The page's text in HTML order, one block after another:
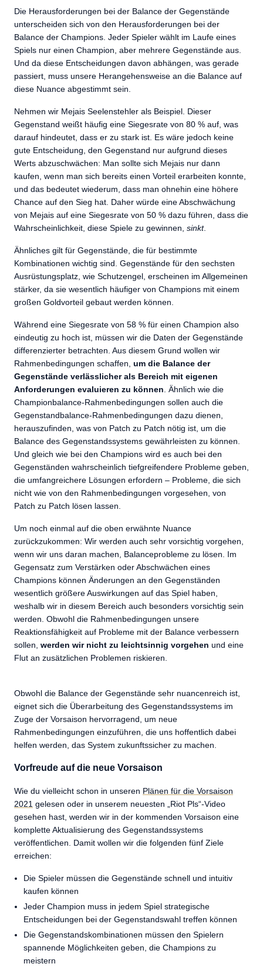
Die Herausforderungen bei der Balance der Gegenstände
unterscheiden sich von den Herausforderungen bei der
Balance der Champions. Jeder Spieler wählt im Laufe eines
Spiels nur einen Champion, aber mehrere Gegenstände aus.
Und da diese Entscheidungen davon abhängen, was gerade
passiert, muss unsere Herangehensweise an die Balance auf
diese Nuance abgestimmt sein.
Nehmen wir Mejais Seelenstehler als Beispiel. Dieser
Gegenstand weißt häufig eine Siegesrate von 80 % auf, was
darauf hindeutet, dass er zu stark ist. Es wäre jedoch keine
gute Entscheidung, den Gegenstand nur aufgrund dieses
Werts abzuschwächen: Man sollte sich Mejais nur dann
kaufen, wenn man sich bereits einen Vorteil erarbeiten konnte,
und das bedeutet wiederum, dass man ohnehin eine höhere
Chance auf den Sieg hat. Daher würde eine Abschwächung
von Mejais auf eine Siegesrate von 50 % dazu führen, dass die
Wahrscheinlichkeit, diese Spiele zu gewinnen, sinkt.
Ähnliches gilt für Gegenstände, die für bestimmte
Kombinationen wichtig sind. Gegenstände für den sechsten
Ausrüstungsplatz, wie Schutzengel, erscheinen im Allgemeinen
stärker, da sie wesentlich häufiger von Champions mit einem
großen Goldvorteil gebaut werden können.
Während eine Siegesrate von 58 % für einen Champion also
eindeutig zu hoch ist, müssen wir die Daten der Gegenstände
differenzierter betrachten. Aus diesem Grund wollen wir
Rahmenbedingungen schaffen, um die Balance der
Gegenstände verlässlicher als Bereich mit eigenen
Anforderungen evaluieren zu können . Ähnlich wie die
Championbalance-Rahmenbedingungen sollen auch die
Gegenstandbalance-Rahmenbedingungen dazu dienen,
herauszufinden, was von Patch zu Patch nötig ist, um die
Balance des Gegenstandssystems gewährleisten zu können.
Und gleich wie bei den Champions wird es auch bei den
Gegenständen wahrscheinlich tiefgreifendere Probleme geben,
die umfangreichere Lösungen erfordern – Probleme, die sich
nicht wie von den Rahmenbedingungen vorgesehen, von
Patch zu Patch lösen lassen.
Um noch einmal auf die oben erwähnte Nuance
zurückzukommen: Wir werden auch sehr vorsichtig vorgehen,
wenn wir uns daran machen, Balanceprobleme zu lösen. Im
Gegensatz zum Verstärken oder Abschwächen eines
Champions können Änderungen an den Gegenständen
wesentlich größere Auswirkungen auf das Spiel haben,
weshalb wir in diesem Bereich auch besonders vorsichtig sein
werden. Obwohl die Rahmenbedingungen unsere
Reaktionsfähigkeit auf Probleme mit der Balance verbessern
sollen, werden wir nicht zu leichtsinnig vorgehen und eine
Flut an zusätzlichen Problemen riskieren.
Obwohl die Balance der Gegenstände sehr nuancenreich ist,
eignet sich die Überarbeitung des Gegenstandssystems im
Zuge der Vorsaison hervorragend, um neue
Rahmenbedingungen einzuführen, die uns hoffentlich dabei
helfen werden, das System zukunftssicher zu machen.
Vorfreude auf die neue Vorsaison
Wie du vielleicht schon in unseren Plänen für die Vorsaison
2021 gelesen oder in unserem neuesten „Riot Pls“-Video
gesehen hast, werden wir in der kommenden Vorsaison eine
komplette Aktualisierung des Gegenstandssystems
veröffentlichen. Damit wollen wir die folgenden fünf Ziele
erreichen:
Die Spieler müssen die Gegenstände schnell und intuitiv
kaufen können
Jeder Champion muss in jedem Spiel strategische
Entscheidungen bei der Gegenstandswahl treffen können
Die Gegenstandskombinationen müssen den Spielern
spannende Möglichkeiten geben, die Champions zu
meistern